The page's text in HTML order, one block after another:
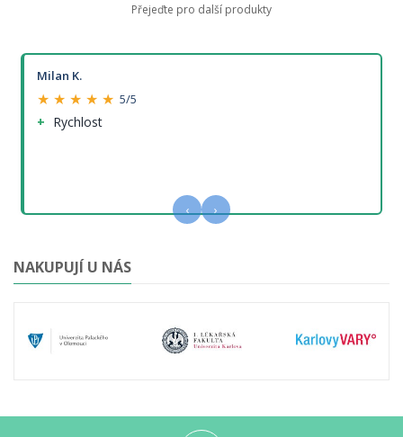
Přejeďte pro další produkty
Milan K.
★ ★ ★ ★ ★ 5/5
Rychlost
‹ ›
NAKUPUJÍ U NÁS